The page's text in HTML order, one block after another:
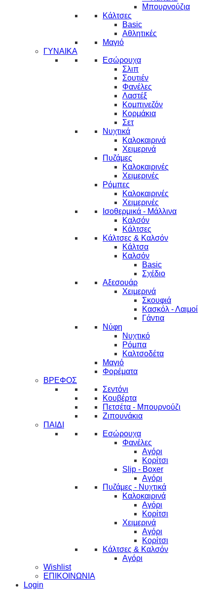
Μπουρνούζια
Κάλτσες
Basic
Αθλητικές
Μαγιό
ΓΥΝΑΙΚΑ
Εσώρουχα
Σλιπ
Σουτιέν
Φανέλες
Λαστέξ
Κομπινεζόν
Κορμάκια
Σετ
Νυχτικά
Καλοκαιρινά
Χειμερινά
Πυζάμες
Καλοκαιρινές
Χειμερινές
Ρόμπες
Καλοκαιρινές
Χειμερινές
Ισοθερμικά - Μάλλινα
Καλσόν
Κάλτσες
Κάλτσες & Καλσόν
Κάλτσα
Καλσόν
Basic
Σχέδιο
Αξεσουάρ
Χειμερινά
Σκουφιά
Κασκόλ - Λαιμοί
Γάντια
Νύφη
Νυχτικό
Ρόμπα
Καλτσοδέτα
Μαγιό
Φορέματα
ΒΡΕΦΟΣ
Σεντόνι
Κουβέρτα
Πετσέτα - Μπουρνούζι
Ζιπουνάκια
ΠΑΙΔΙ
Εσώρουχα
Φανέλες
Αγόρι
Κορίτσι
Slip - Boxer
Αγόρι
Πυζάμες - Νυχτικά
Καλοκαιρινά
Αγόρι
Κορίτσι
Χειμερινά
Αγόρι
Κορίτσι
Κάλτσες & Καλσόν
Αγόρι
Wishlist
ΕΠΙΚΟΙΝΩΝΙΑ
Login